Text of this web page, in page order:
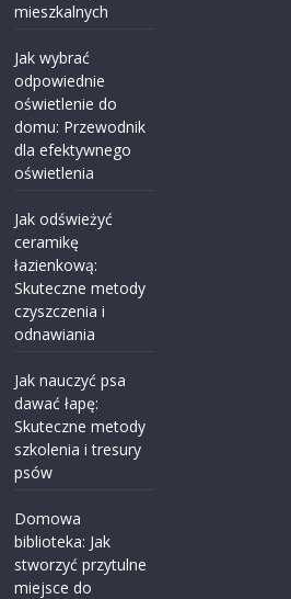
mieszkalnych
Jak wybrać
odpowiednie
oświetlenie do
domu: Przewodnik
dla efektywnego
oświetlenia
Jak odświeżyć
ceramikę
łazienkową:
Skuteczne metody
czyszczenia i
odnawiania
Jak nauczyć psa
dawać łapę:
Skuteczne metody
szkolenia i tresury
psów
Domowa
biblioteka: Jak
stworzyć przytulne
miejsce do